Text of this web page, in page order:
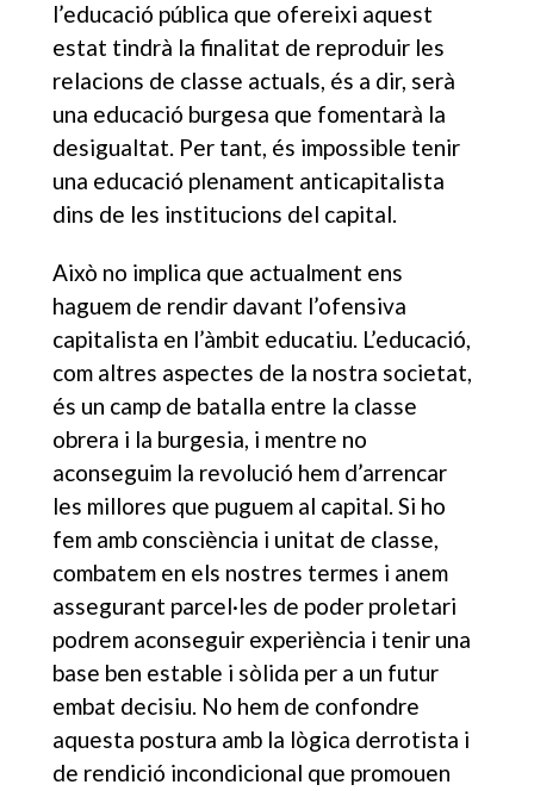
l’educació pública que ofereixi aquest
estat tindrà la finalitat de reproduir les
relacions de classe actuals, és a dir, serà
una educació burgesa que fomentarà la
desigualtat. Per tant, és impossible tenir
una educació plenament anticapitalista
dins de les institucions del capital.
Això no implica que actualment ens
haguem de rendir davant l’ofensiva
capitalista en l’àmbit educatiu. L’educació,
com altres aspectes de la nostra societat,
és un camp de batalla entre la classe
obrera i la burgesia, i mentre no
aconseguim la revolució hem d’arrencar
les millores que puguem al capital. Si ho
fem amb consciència i unitat de classe,
combatem en els nostres termes i anem
assegurant parcel·les de poder proletari
podrem aconseguir experiència i tenir una
base ben estable i sòlida per a un futur
embat decisiu. No hem de confondre
aquesta postura amb la lògica derrotista i
de rendició incondicional que promouen